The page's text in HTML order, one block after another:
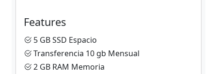
Features
5 GB SSD Espacio
Transferencia 10 gb Mensual
2 GB RAM Memoria